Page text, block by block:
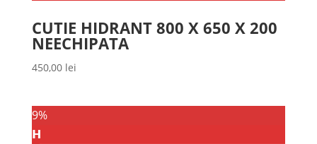
CUTIE HIDRANT 800 X 650 X 200
NEECHIPATA
450,00 lei
9%
𝗛